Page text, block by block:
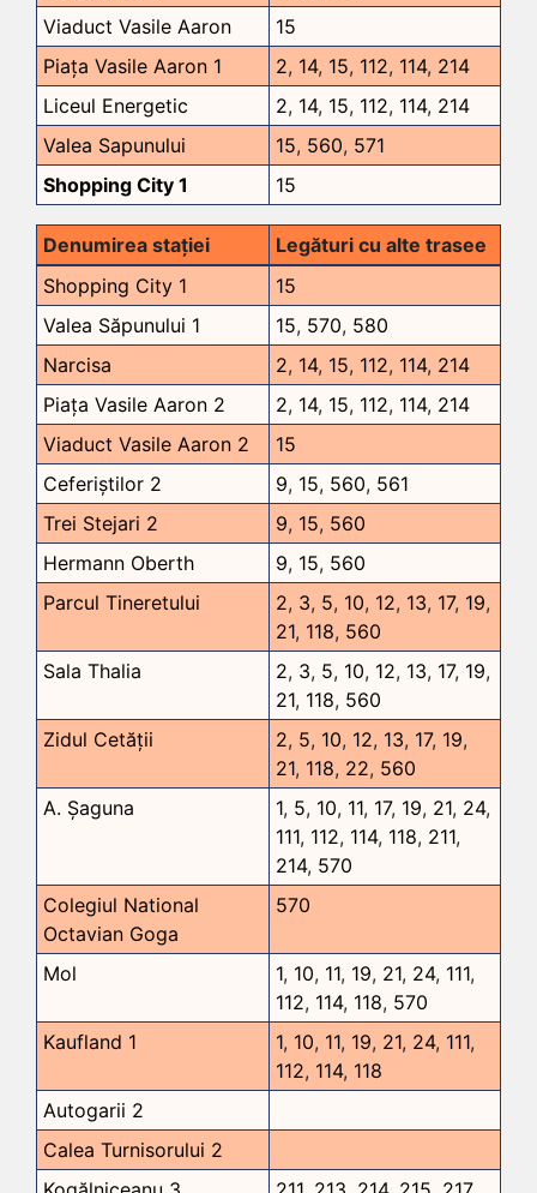
Viaduct Vasile Aaron
15
Piața Vasile Aaron 1
2, 14, 15, 112, 114, 214
Liceul Energetic
2, 14, 15, 112, 114, 214
Valea Sapunului
15, 560, 571
Shopping City 1
15
Denumirea stației
Legături cu alte trasee
Shopping City 1
15
Valea Săpunului 1
15, 570, 580
Narcisa
2, 14, 15, 112, 114, 214
Piața Vasile Aaron 2
2, 14, 15, 112, 114, 214
Viaduct Vasile Aaron 2
15
Ceferiștilor 2
9, 15, 560, 561
Trei Stejari 2
9, 15, 560
Hermann Oberth
9, 15, 560
Parcul Tineretului
2, 3, 5, 10, 12, 13, 17, 19,
21, 118, 560
Sala Thalia
2, 3, 5, 10, 12, 13, 17, 19,
21, 118, 560
Zidul Cetății
2, 5, 10, 12, 13, 17, 19,
21, 118, 22, 560
A. Șaguna
1, 5, 10, 11, 17, 19, 21, 24,
111, 112, 114, 118, 211,
214, 570
Colegiul National
Octavian Goga
570
Mol 1, 10, 11, 19, 21, 24, 111,
112, 114, 118, 570
Kaufland 1
1, 10, 11, 19, 21, 24, 111,
112, 114, 118
Autogarii 2
Calea Turnisorului 2